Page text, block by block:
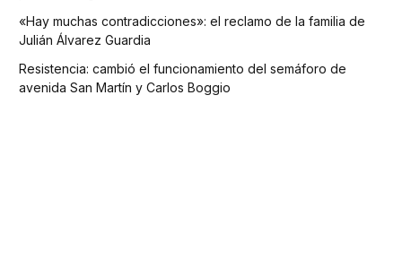
«Hay muchas contradicciones»: el reclamo de la familia de
Julián Álvarez Guardia
Resistencia: cambió el funcionamiento del semáforo de
avenida San Martín y Carlos Boggio